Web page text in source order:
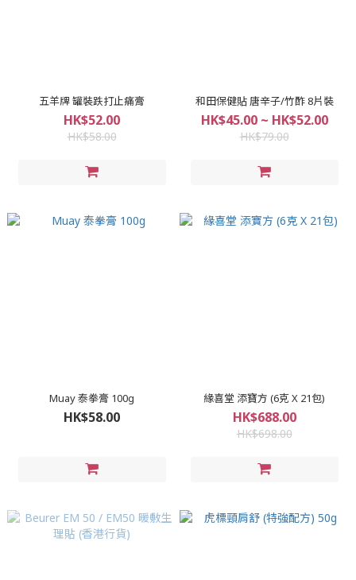
五羊牌 罐裝跌打止痛膏
HK$52.00
HK$58.00
和田保健貼 唐辛子/竹酢 8片裝
HK$45.00 ~ HK$52.00
HK$79.00
Muay 泰拳膏 100g
HK$58.00
緣喜堂 添寶方 (6克 X 21包)
HK$688.00
HK$698.00